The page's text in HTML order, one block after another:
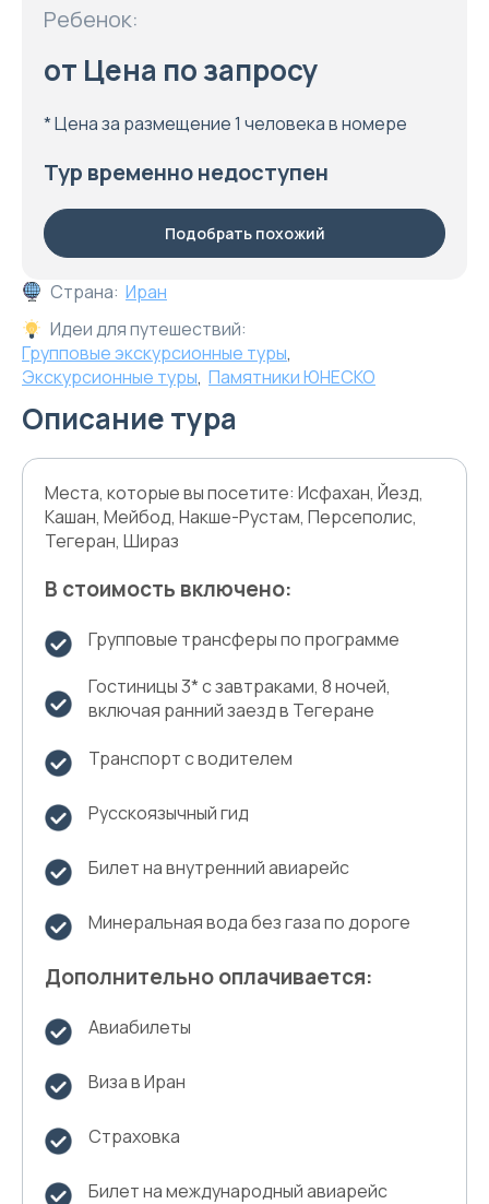
Страна: Иран
Идеи для путешествий:
Групповые экскурсионные туры,
Экскурсионные туры, Памятники ЮНЕСКО
Описание тура
Места, которые вы посетите: Исфахан, Йезд,
Кашан, Мейбод, Накше-Рустам, Персеполис,
Тегеран, Шираз
В стоимость включено:
Групповые трансферы по программе
Гостиницы 3* с завтраками, 8 ночей,
включая ранний заезд в Тегеране
Транспорт с водителем
Русскоязычный гид
Билет на внутренний авиарейс
Минеральная вода без газа по дороге
Дополнительно оплачивается:
Авиабилеты
Виза в Иран
Страховка
Билет на международный авиарейс
Ребенок:
от Цена по запросу
* Цена за размещение 1 человека в номере
Тур временно недоступен
Подобрать похожий